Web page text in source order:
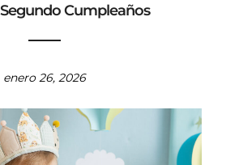
Cumpleaños
enero 26, 2026